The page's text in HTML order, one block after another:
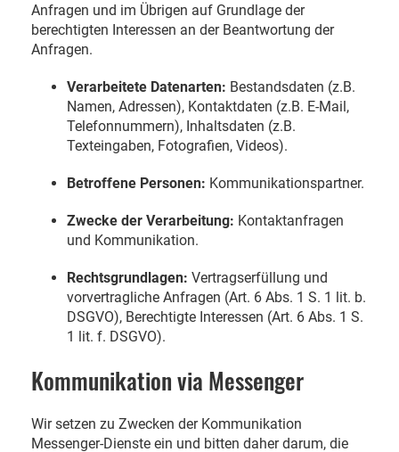
Anfragen und im Übrigen auf Grundlage der
berechtigten Interessen an der Beantwortung der
Anfragen.
Verarbeitete Datenarten: Bestandsdaten (z.B.
Namen, Adressen), Kontaktdaten (z.B. E-Mail,
Telefonnummern), Inhaltsdaten (z.B.
Texteingaben, Fotografien, Videos).
Betroffene Personen: Kommunikationspartner.
Zwecke der Verarbeitung: Kontaktanfragen
und Kommunikation.
Rechtsgrundlagen: Vertragserfüllung und
vorvertragliche Anfragen (Art. 6 Abs. 1 S. 1 lit. b.
DSGVO), Berechtigte Interessen (Art. 6 Abs. 1 S.
1 lit. f. DSGVO).
Kommunikation via Messenger
Wir setzen zu Zwecken der Kommunikation
Messenger-Dienste ein und bitten daher darum, die